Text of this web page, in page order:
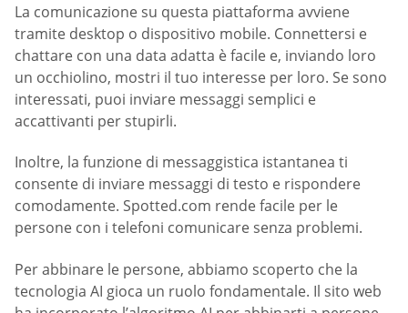
La comunicazione su questa piattaforma avviene
tramite desktop o dispositivo mobile. Connettersi e
chattare con una data adatta è facile e, inviando loro
un occhiolino, mostri il tuo interesse per loro. Se sono
interessati, puoi inviare messaggi semplici e
accattivanti per stupirli.
Inoltre, la funzione di messaggistica istantanea ti
consente di inviare messaggi di testo e rispondere
comodamente. Spotted.com rende facile per le
persone con i telefoni comunicare senza problemi.
Per abbinare le persone, abbiamo scoperto che la
tecnologia AI gioca un ruolo fondamentale. Il sito web